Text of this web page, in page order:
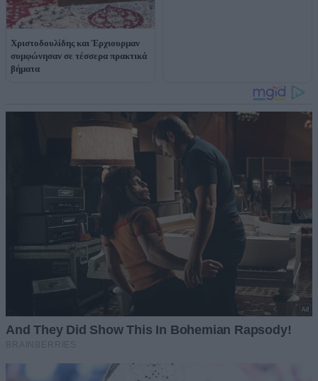
Χριστοδουλίδης και Έρχιουρμαν
συμφώνησαν σε τέσσερα πρακτικά
βήματα